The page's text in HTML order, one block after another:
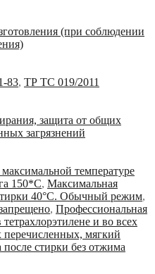
(при соблюдении
83, ТР ТС 019/2011
защита от общих
загрязнений
температуре
150*С, Максимальная
40°С. Обычный режим,
, Профессиональная
тетрахлорэтилене и во всех
перечисленных, мягкий
стирки без отжима